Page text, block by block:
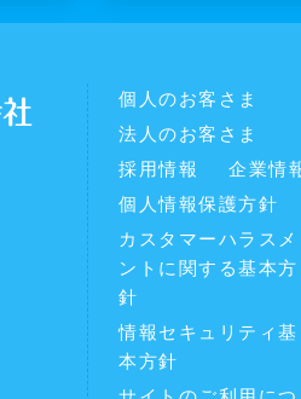
個人のお客さま
法人のお客さま
採用情報
企業情
個人情報保護方針
カスタマーハラスメ
ントに関する基本方
針
情報セキュリティ基
本方針